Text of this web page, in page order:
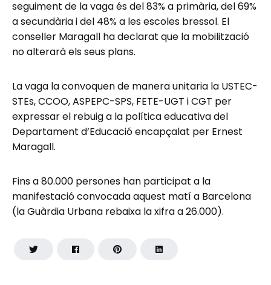
seguiment de la vaga és del 83% a primària, del 69%
a secundària i del 48% a les escoles bressol. El
conseller Maragall ha declarat que la mobilització
no alterarà els seus plans.
La vaga la convoquen de manera unitaria la USTEC-
STEs, CCOO, ASPEPC-SPS, FETE-UGT i CGT per
expressar el rebuig a la política educativa del
Departament d’Educació encapçalat per Ernest
Maragall.
Fins a 80.000 persones han participat a la
manifestació convocada aquest matí a Barcelona
(la Guàrdia Urbana rebaixa la xifra a 26.000).